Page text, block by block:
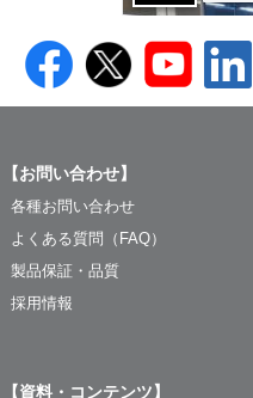
【お問い合わせ】
各種お問い合わせ
よくある質問（FAQ）
製品保証・品質
採用情報
【資料・コンテンツ】